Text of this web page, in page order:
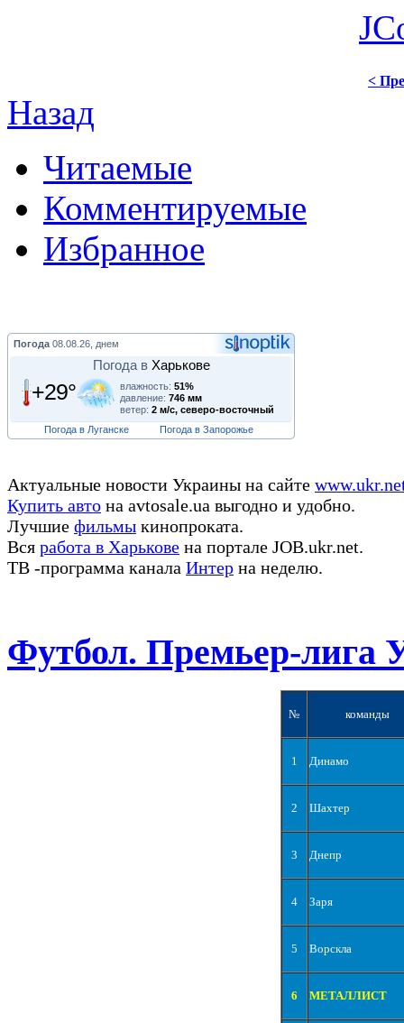
<
Назад
Читаемые
Комментируемые
Избранное
Погода 08.08.26, днем
Погода в Харькове
+29° влажность: 51%
давление: 746 мм
ветер: 2 м/с, северо-восточный
Погода в Луганске
Погода в Запорожье
Актуальные новости Украины на сайте
Купить авто на avtosale.ua выгодно и удобно.
Лучшие фильмы кинопроката.
Вся работа в Харькове на портале JOB.ukr.net.
ТВ -программа канала Интер на неделю.
Футбол. Премьер-лига
№ команды
1 Динамо
2 Шахтер
3 Днепр
4 Заря
5 Ворскла
6 МЕТАЛЛИСТ